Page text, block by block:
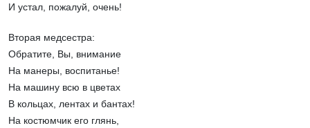
И устал, пожалуй, очень!
Вторая медсестра:
Обратите, Вы, внимание
На манеры, воспитанье!
На машину всю в цветах
В кольцах, лентах и бантах!
На костюмчик его глянь,